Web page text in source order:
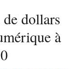
dollars
à